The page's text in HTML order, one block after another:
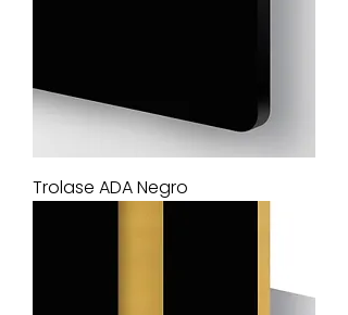
Trolase ADA Negro